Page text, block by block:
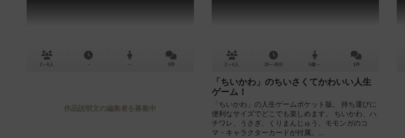
2～6人 － － 0件
作品説明文の編集者を募集中
2～4人 20～40分 6歳～ 1件
「ちいかわ」のちいさくてかわいい人生
ゲーム！
「ちいかわ」の人生ゲームポケット版。 持ち運びに
便利なサイズでどこでも楽しめます。 ちいかわ、ハ
チワレ、うさぎ、くりまんじゅう、モモンガのコ
マ・キャラクターカードが付属。...